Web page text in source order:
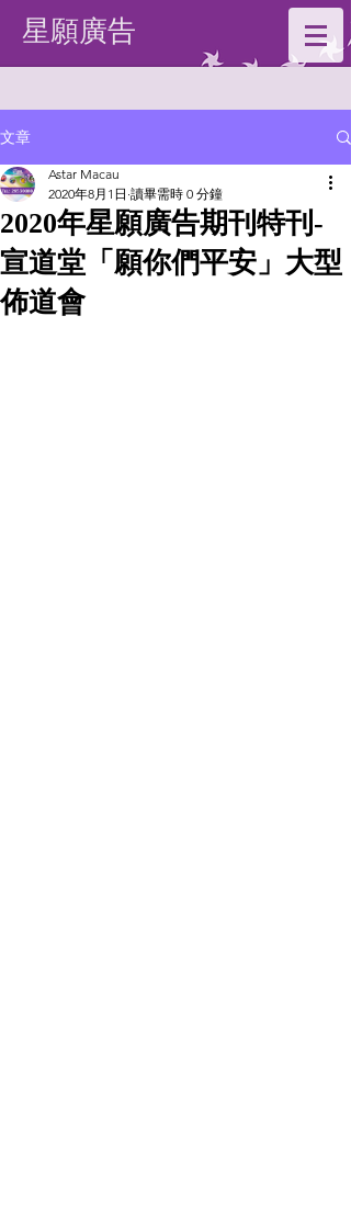
星願廣告
文章
2020年星願廣告期刊特刊-
宣道堂「願你們平安」大型
佈道會
Astar Macau
2020年8月1日 讀畢需時 0 分鐘